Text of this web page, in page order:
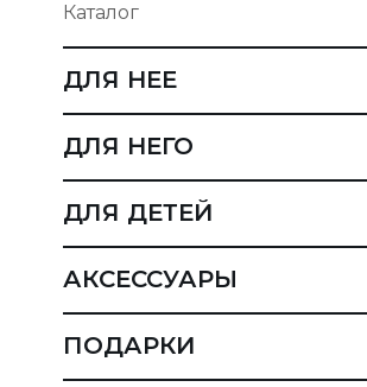
Каталог
ДЛЯ НЕЕ
ДЛЯ НЕГО
ДЛЯ ДЕТЕЙ
АКСЕССУАРЫ
ПОДАРКИ